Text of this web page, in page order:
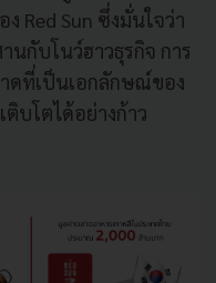
Red Sun ซึ่งมั่นใจว่า
นกับโนว์ฮาวธุรกิจ การ
ดที่เป็นเอกลักษณ์ของ
บโตได้อย่างก้าว